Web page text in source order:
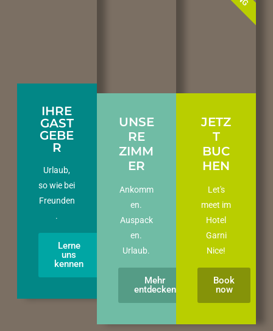
IHRE
GAST
GEBE
R
Urlaub,
so wie bei
Freunden
.
Lerne
uns
kennen
UNSE
RE
ZIMM
ER
Ankomm
en.
Auspack
en.
Urlaub.
Mehr
entdecken
JETZ
T
BUC
HEN
Let's
meet im
Hotel
Garni
Nice!
Book
now